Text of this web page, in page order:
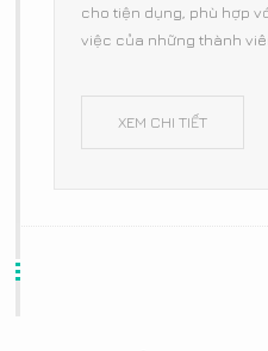
cho tiện dụng, phù hợp
việc của những thành
XEM CHI TIẾT